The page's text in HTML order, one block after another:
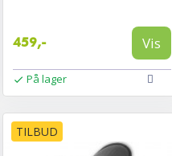
459,- Vis
På lager
TILBUD